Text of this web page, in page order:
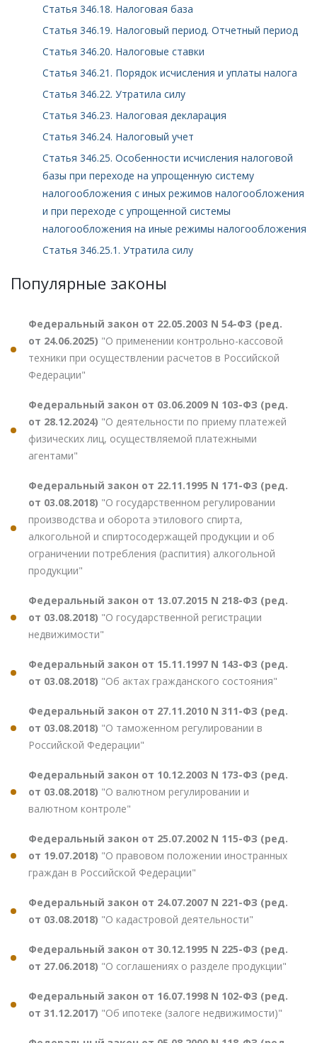
Статья 346.18. Налоговая база
Статья 346.19. Налоговый период. Отчетный период
Статья 346.20. Налоговые ставки
Статья 346.21. Порядок исчисления и уплаты налога
Статья 346.22. Утратила силу
Статья 346.23. Налоговая декларация
Статья 346.24. Налоговый учет
Статья 346.25. Особенности исчисления налоговой
базы при переходе на упрощенную систему
налогообложения с иных режимов налогообложения
и при переходе с упрощенной системы
налогообложения на иные режимы налогообложения
Статья 346.25.1. Утратила силу
Популярные законы
Федеральный закон от 22.05.2003 N 54-ФЗ (ред.
от 24.06.2025) "О применении контрольно-кассовой
техники при осуществлении расчетов в Российской
Федерации"
Федеральный закон от 03.06.2009 N 103-ФЗ (ред.
от 28.12.2024) "О деятельности по приему платежей
физических лиц, осуществляемой платежными
агентами"
Федеральный закон от 22.11.1995 N 171-ФЗ (ред.
от 03.08.2018) "О государственном регулировании
производства и оборота этилового спирта,
алкогольной и спиртосодержащей продукции и об
ограничении потребления (распития) алкогольной
продукции"
Федеральный закон от 13.07.2015 N 218-ФЗ (ред.
от 03.08.2018) "О государственной регистрации
недвижимости"
Федеральный закон от 15.11.1997 N 143-ФЗ (ред.
от 03.08.2018) "Об актах гражданского состояния"
Федеральный закон от 27.11.2010 N 311-ФЗ (ред.
от 03.08.2018) "О таможенном регулировании в
Российской Федерации"
Федеральный закон от 10.12.2003 N 173-ФЗ (ред.
от 03.08.2018) "О валютном регулировании и
валютном контроле"
Федеральный закон от 25.07.2002 N 115-ФЗ (ред.
от 19.07.2018) "О правовом положении иностранных
граждан в Российской Федерации"
Федеральный закон от 24.07.2007 N 221-ФЗ (ред.
от 03.08.2018) "О кадастровой деятельности"
Федеральный закон от 30.12.1995 N 225-ФЗ (ред.
от 27.06.2018) "О соглашениях о разделе продукции"
Федеральный закон от 16.07.1998 N 102-ФЗ (ред.
от 31.12.2017) "Об ипотеке (залоге недвижимости)"